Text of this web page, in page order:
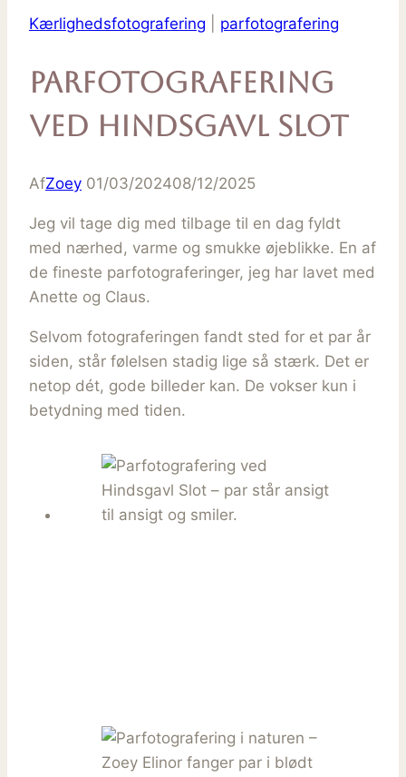
Kærlighedsfotografering parfotografering
parfotografering
ved Hindsgavl Slot
AfZoey 01/03/202408/12/2025
Jeg vil tage dig med tilbage til en dag fyldt
med nærhed, varme og smukke øjeblikke. En af
de fineste parfotograferinger, jeg har lavet med
Anette og Claus.
Selvom fotograferingen fandt sted for et par år
siden, står følelsen stadig lige så stærk. Det er
netop dét, gode billeder kan. De vokser kun i
betydning med tiden.